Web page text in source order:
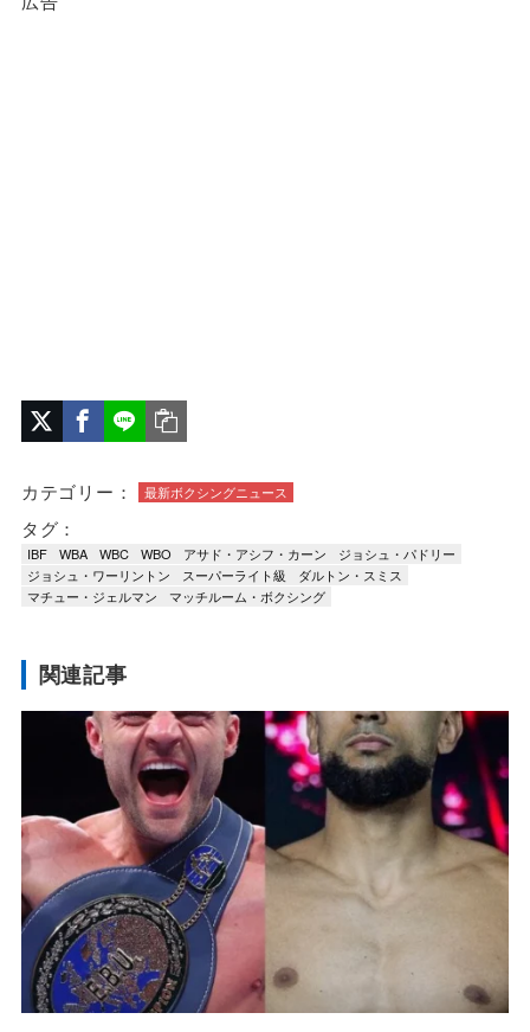
カテゴリー： 最新ボクシングニュース
タグ：
IBF WBA WBC WBO アサド・アシフ・カーン
ジョシュ・パドリー
ジョシュ・ワーリントン
スーパーライト級
ダルトン・スミス
マチュー・ジェルマン
マッチルーム・ボクシング
関連記事